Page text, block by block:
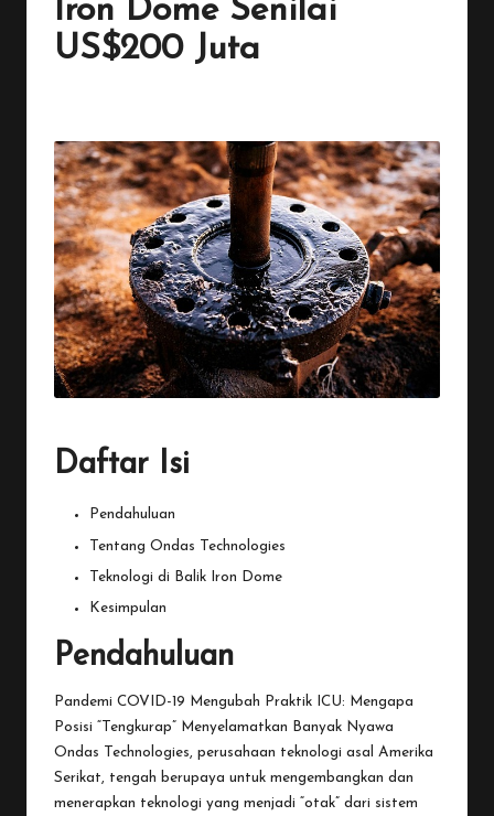
Iron Dome Senilai
US$200 Juta
Daftar Isi
Pendahuluan
Tentang Ondas Technologies
Teknologi di Balik Iron Dome
Kesimpulan
Pendahuluan
Pandemi COVID-19 Mengubah Praktik ICU: Mengapa
Posisi “Tengkurap” Menyelamatkan Banyak Nyawa
Ondas Technologies, perusahaan teknologi asal Amerika
Serikat, tengah berupaya untuk mengembangkan dan
menerapkan teknologi yang menjadi “otak” dari sistem